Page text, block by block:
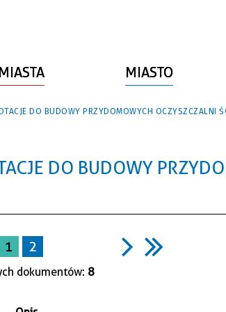
MIASTO
DO BUDOWY PRZYDOMOWYCH OCZYSZCZALNI
DO BUDOWY
1 2
dokumentów: 8